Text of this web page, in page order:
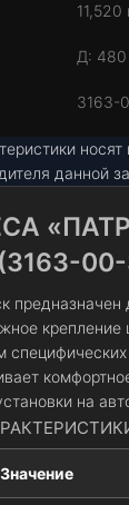
11,520
Д:
3163-
данной
на
Значение